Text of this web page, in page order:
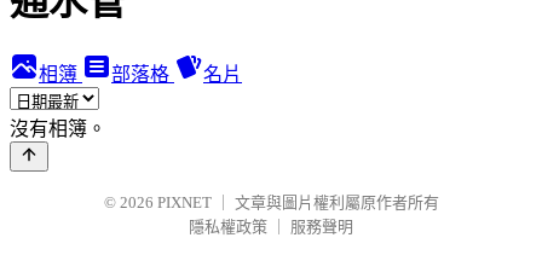
相簿 部落格 名片
沒有相簿。
© 2026 PIXNET
文章與圖片權利屬原作者所有
隱私權政策
服務聲明